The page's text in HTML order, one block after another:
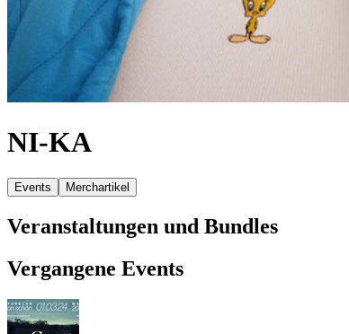
NI-KA
Events Merchartikel
Veranstaltungen und Bundles
Vergangene Events